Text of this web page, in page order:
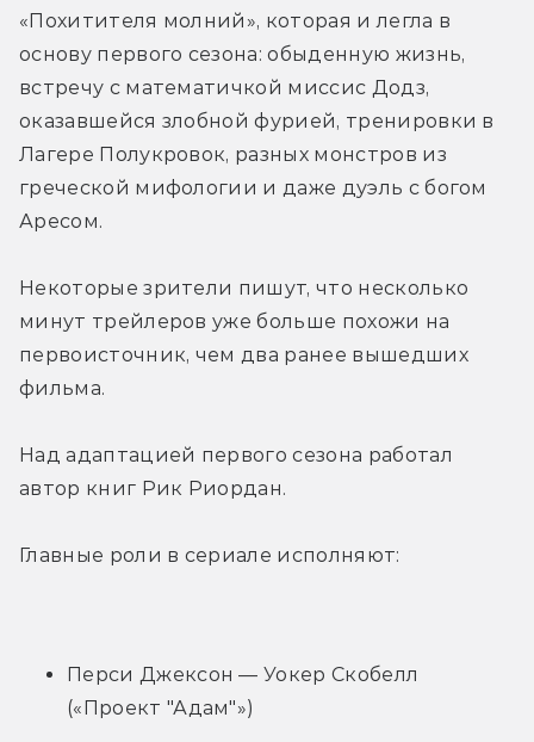
«Похитителя молний», которая и легла в
основу первого сезона: обыденную жизнь,
встречу с математичкой миссис Додз,
оказавшейся злобной фурией, тренировки в
Лагере Полукровок, разных монстров из
греческой мифологии и даже дуэль с богом
Аресом.
Некоторые зрители пишут, что несколько
минут трейлеров уже больше похожи на
первоисточник, чем два ранее вышедших
фильма.
Над адаптацией первого сезона работал
автор книг Рик Риордан.
Главные роли в сериале исполняют:
Перси Джексон — Уокер Скобелл
(«Проект "Адам"»)